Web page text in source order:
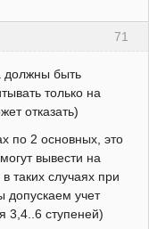
71
должны быть
только на
отказать)
по 2 основных, это
вывести на
таких случаях при
допускаем учет
3,4..6 ступеней)